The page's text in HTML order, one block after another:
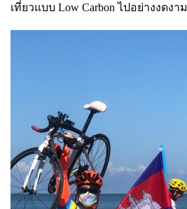
เที่ยวแบบ Low Carbon ไปอย่างงดงาม